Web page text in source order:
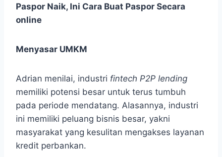
Paspor Naik, Ini Cara Buat Paspor Secara
online
Menyasar UMKM
Adrian menilai, industri fintech P2P lending
memiliki potensi besar untuk terus tumbuh
pada periode mendatang. Alasannya, industri
ini memiliki peluang bisnis besar, yakni
masyarakat yang kesulitan mengakses layanan
kredit perbankan.